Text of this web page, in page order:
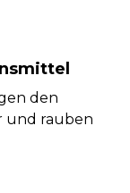
den
und rauben